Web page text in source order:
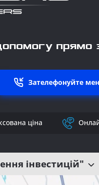
прямо
Зателефонуйте
ціна
інвестицій"